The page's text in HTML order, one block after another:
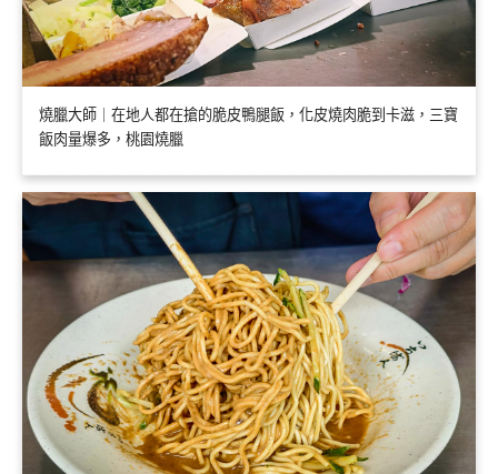
燒臘大師｜在地人都在搶的脆皮鴨腿飯，化皮燒肉脆到卡滋，三寶
飯肉量爆多，桃園燒臘